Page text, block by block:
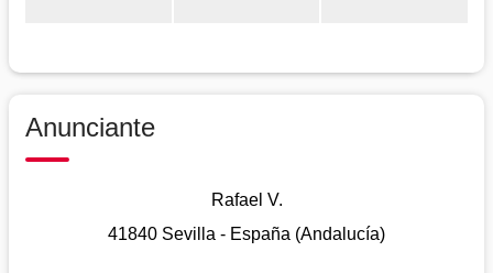
Anunciante
Rafael V.
41840 Sevilla - España (Andalucía)